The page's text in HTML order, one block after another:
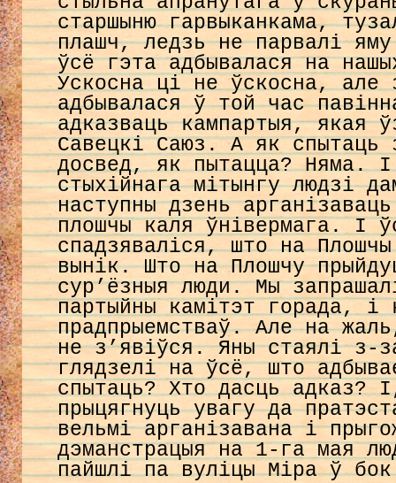
старшыню гарвыканкама,
плашч, ледзь не парвалі
ўсё гэта адбывалася на
Ускосна ці не ўскосна, але
адбывалася ў той час
адказваць кампартыя, якая
Савецкі Саюз. А як спытаць
досвед, як пытацца? Няма. І
стыхійнага мітынгу людзі
наступны дзень
плошчы каля ўнівермага. І
спадзяваліся, што на
вынік. Што на Плошчу
сур’ёзныя люди. Мы
партыйны камітэт горада, і
прадпрыемстваў. Але на
не з’явіўся. Яны стаялі з-
глядзелі на ўсё, што
спытаць? Хто дасць адказ?
прыцягнуць увагу да
вельмі арганізавана і
дэманстрацыя на 1-га мая
пайшлі па вуліцы Міра ў